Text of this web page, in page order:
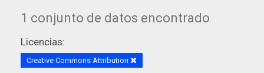
1 conjunto de datos encontrado
Licencias:
Creative Commons Attribution